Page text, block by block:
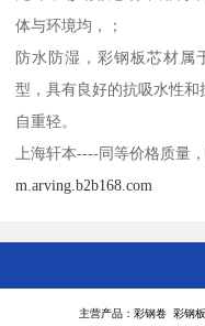
体与环境均，；
防水防湿，彩钢板芯材属
型，具有良好的抗吸水性和
自重轻。
上海轩本----同等价格质量
m.arving.b2b168.com
主营产品：彩钢卷 彩钢